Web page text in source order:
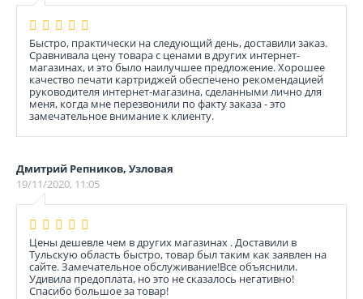
Быстро, практически на следующий день, доставили заказ.
Сравнивала цену товара с ценами в других интернет-
магазинах, и это было наилучшее предложение. Хорошее
качество печати картриджей обеспечено рекомендацией
руководителя интернет-магазина, сделанными лично для
меня, когда мне перезвонили по факту заказа - это
замечательное внимание к клиенту.
Дмитрий Репников, Узловая
19/11/2020, 11:05
Цены дешевле чем в других магазинах . Доставили в
Тульскую область быстро, товар был таким как заявлен на
сайте. Замечательное обслуживание!Все объяснили.
Удивила предоплата, но это не сказалось негативно!
Спасибо большое за товар!